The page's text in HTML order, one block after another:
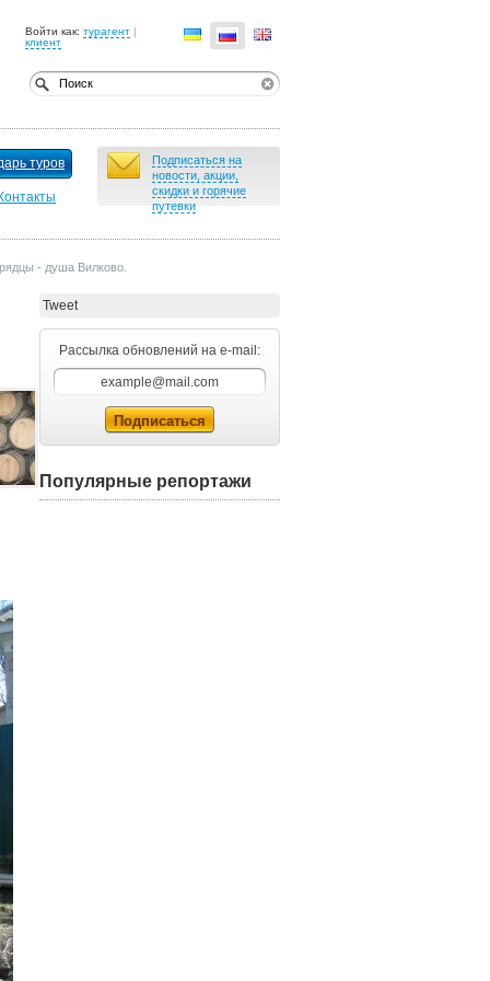
Войти как: турагент |
клиент
Подписаться на
новости, акции,
скидки и горячие
путевки
туров
- душа Вилково.
Tweet
Рассылка обновлений на e-mail:
Популярные репортажи